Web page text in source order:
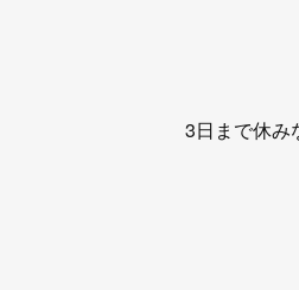
3日まで休み